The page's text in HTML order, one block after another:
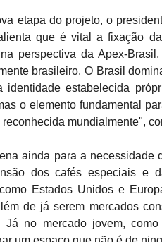
etapa do projeto, o
que é vital a fixação
perspectiva da Apex-
brasileiro. O Brasil
identidade estabelecida
o elemento fundamental
mundialmente",
ainda para a necessidade
dos cafés especiais e
Estados Unidos e
de já serem mercados
Já no mercado jovem,